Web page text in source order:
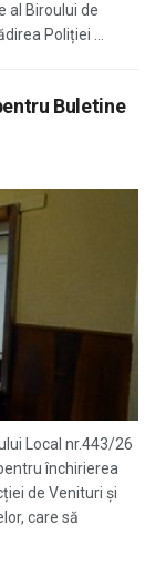
al Biroului de
Poliției ...
Buletine
Local nr.443/26
închirierea
de Venituri și
care să